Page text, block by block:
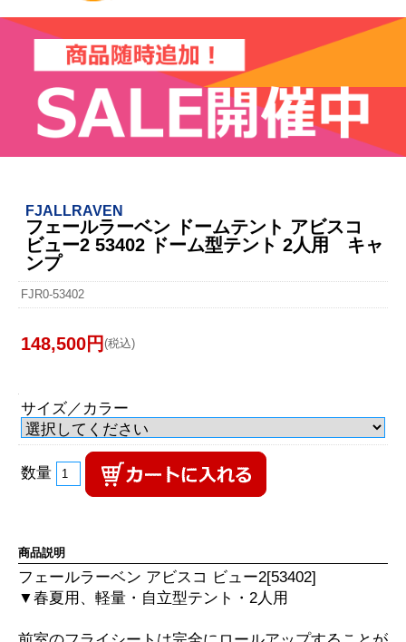
FJALLRAVEN
フェールラーベン ドームテント アビスコ
ビュー2 53402 ドーム型テント 2人用 キャ
ンプ
FJR0-53402
148,500円 (税込)
サイズ／カラー
数量
商品説明
フェールラーベン アビスコ ビュー2[53402]
▼春夏用、軽量・自立型テント・2人用